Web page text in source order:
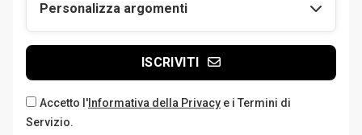
Personalizza argomenti
ISCRIVITI
Accetto l' Informativa della Privacy e i Termini di
Servizio.